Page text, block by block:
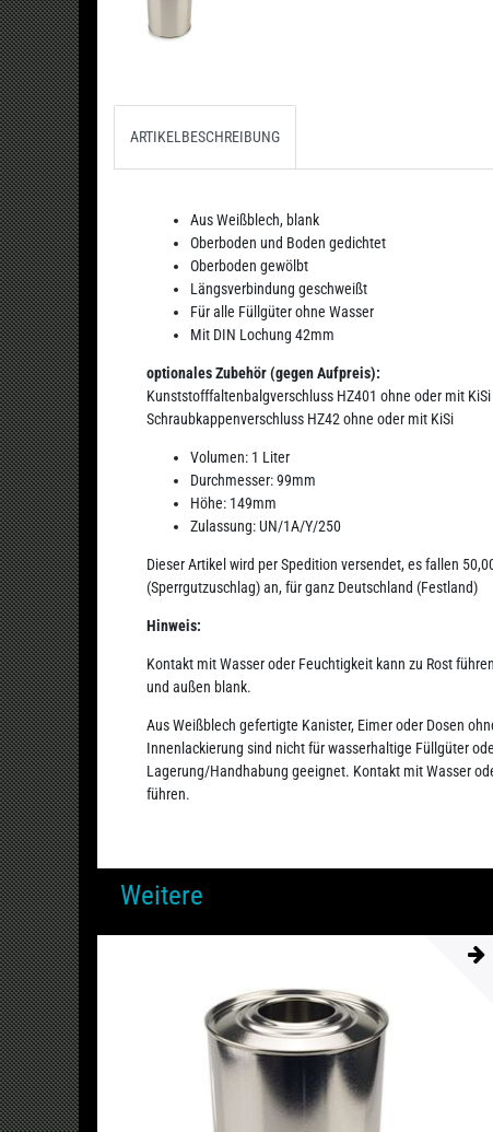
ARTIKELBESCHREIBUNG
Aus Weißblech, blank
Oberboden und Boden gedichtet
Oberboden gewölbt
Längsverbindung geschweißt
Für alle Füllgüter ohne Wasser
Mit DIN Lochung 42mm
optionales Zubehör (gegen Aufpreis):
Kunststofffaltenbalgverschluss HZ401 ohne oder mit
Schraubkappenverschluss HZ42 ohne oder mit KiSi
Volumen: 1 Liter
Durchmesser: 99mm
Höhe: 149mm
Zulassung: UN/1A/Y/250
Dieser Artikel wird per Spedition versendet, es fallen
(Sperrgutzuschlag) an, für ganz Deutschland (Festland)
Hinweis:
Kontakt mit Wasser oder Feuchtigkeit kann zu Rost
und außen blank.
Aus Weißblech gefertigte Kanister, Eimer oder Dosen
Innenlackierung sind nicht für wasserhaltige Füllgüter
Lagerung/Handhabung geeignet. Kontakt mit Wasser
führen.
Weitere